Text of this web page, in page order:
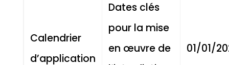
Calendrier
d’application
Dates clés
pour la mise
en œuvre de
01/01/